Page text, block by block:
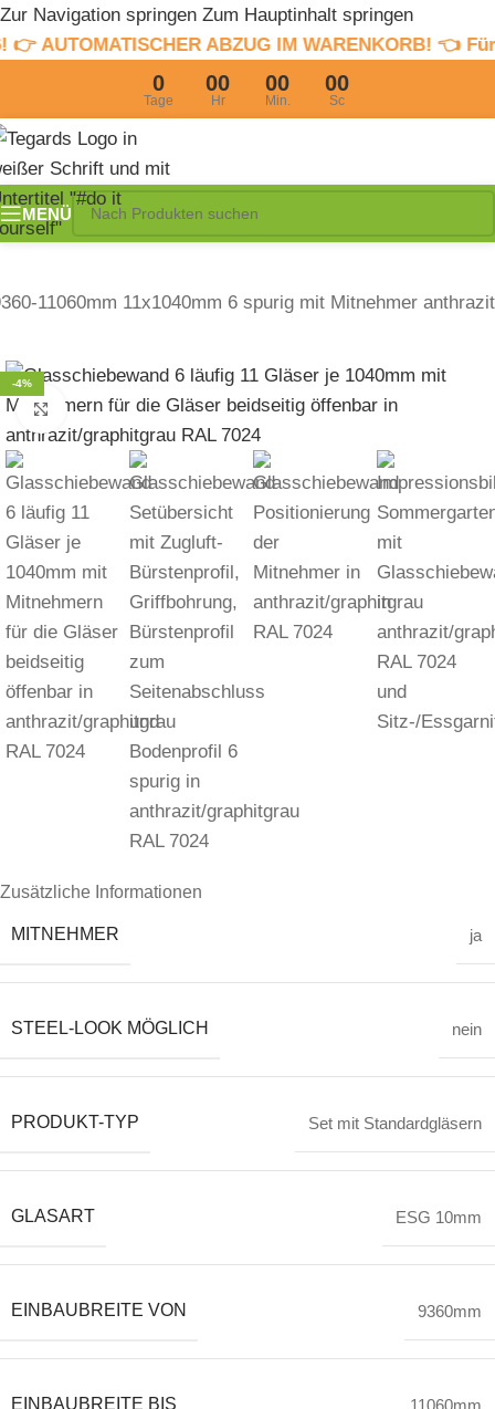
Zur Navigation springen Zum Hauptinhalt springen
ABZUG IM WARENKORB! 👈 Für Infos hier
0
Tage
00
Hr
00
Min.
00
Sc
MENÜ
11060mm 11x1040mm 6 spurig mit Mitnehmer anthrazit
-4%
Zum Vergrößern klicken
Zusätzliche Informationen
MITNEHMER ja
STEEL-LOOK MÖGLICH nein
PRODUKT-TYP Set mit Standardgläsern
GLASART ESG 10mm
EINBAUBREITE VON 9360mm
EINBAUBREITE BIS 11060mm